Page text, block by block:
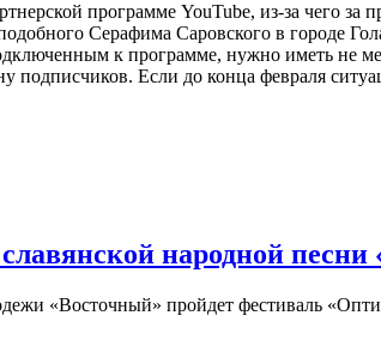
программе YouTube, из-за чего за
Серафима Саровского в городе
к программе, нужно иметь не
подписчиков. Если до конца февраля
народной песни
«Восточный» пройдет фестиваль